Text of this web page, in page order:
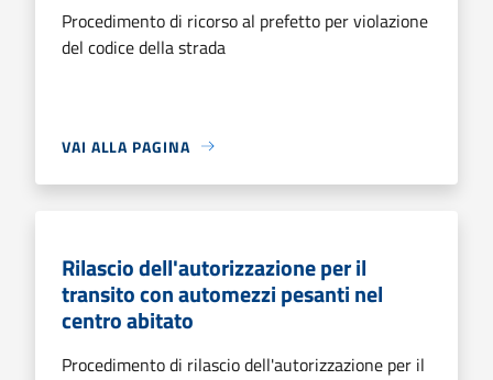
Procedimento di ricorso al prefetto per violazione
del codice della strada
VAI ALLA PAGINA
Rilascio dell'autorizzazione per il
transito con automezzi pesanti nel
centro abitato
Procedimento di rilascio dell'autorizzazione per il